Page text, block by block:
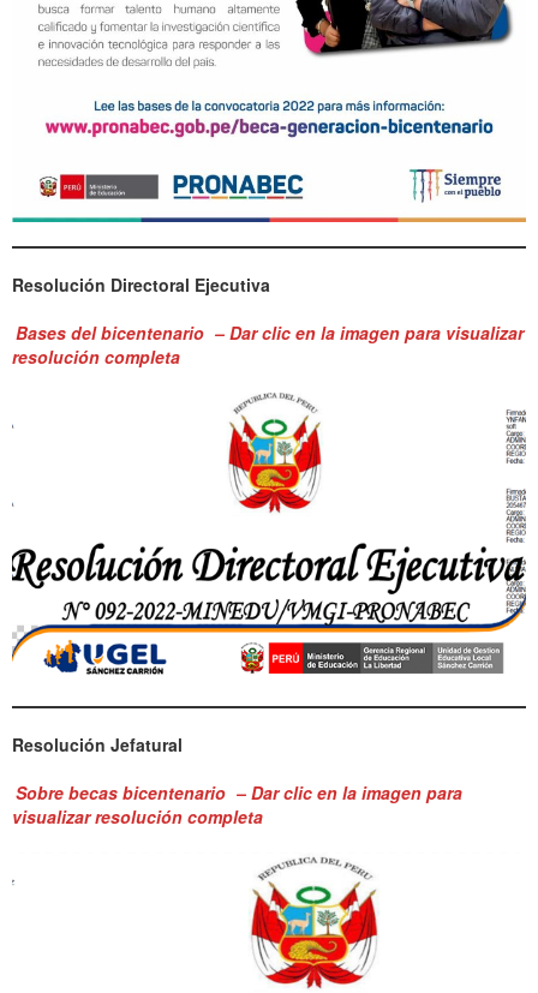
Resolución Directoral Ejecutiva
Bases del bicentenario – Dar clic en la imagen para visualizar
resolución completa
Resolución Jefatural
Sobre becas bicentenario – Dar clic en la imagen para
visualizar resolución completa